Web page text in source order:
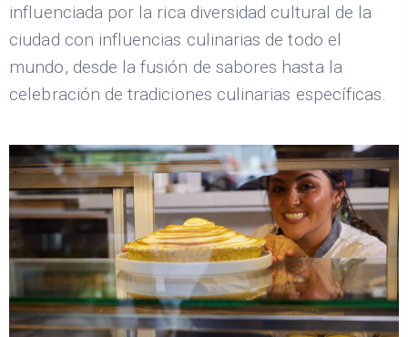
influenciada por la rica diversidad cultural de la
ciudad con influencias culinarias de todo el
mundo, desde la fusión de sabores hasta la
celebración de tradiciones culinarias específicas.